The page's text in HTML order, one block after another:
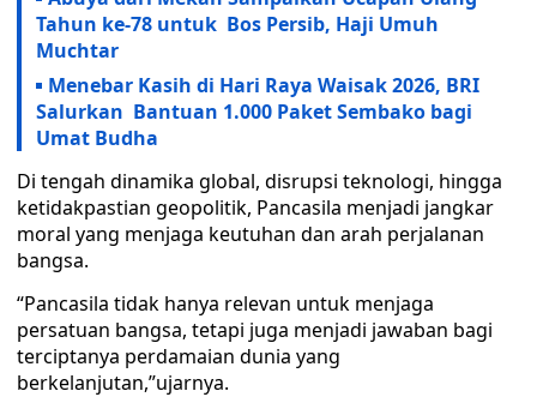
Tahun ke-78 untuk Bos Persib, Haji Umuh
Muchtar
Menebar Kasih di Hari Raya Waisak 2026, BRI
Salurkan Bantuan 1.000 Paket Sembako bagi
Umat Budha
Di tengah dinamika global, disrupsi teknologi, hingga
ketidakpastian geopolitik, Pancasila menjadi jangkar
moral yang menjaga keutuhan dan arah perjalanan
bangsa.
“Pancasila tidak hanya relevan untuk menjaga
persatuan bangsa, tetapi juga menjadi jawaban bagi
terciptanya perdamaian dunia yang
berkelanjutan,”ujarnya.